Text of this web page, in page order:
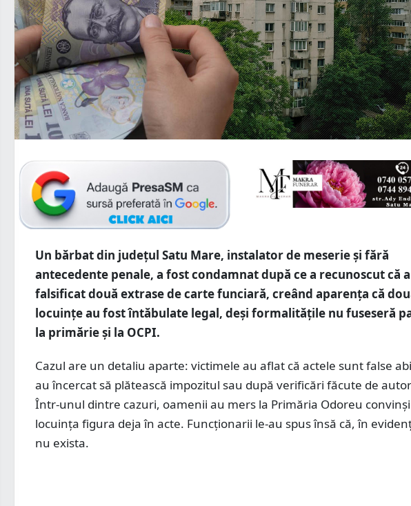
Un bărbat din județul Satu Mare, instalator de meserie și fără
antecedente penale, a fost condamnat după ce a recunoscut că a
falsificat două extrase de carte funciară, creând aparența că
locuințe au fost întăbulate legal, deși formalitățile nu fuseseră
la primărie și la OCPI.
Cazul are un detaliu aparte: victimele au aflat că actele sunt false
au încercat să plătească impozitul sau după verificări făcute de
Într-unul dintre cazuri, oamenii au mers la Primăria Odoreu
locuința figura deja în acte. Funcționarii le-au spus însă că, în
nu exista.